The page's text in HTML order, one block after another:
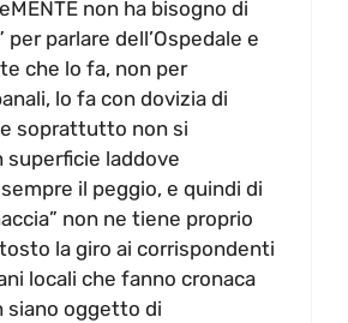
non ha bisogno di
per parlare dell’Ospedale e
che lo fa, non per
lo fa con dovizia di
soprattutto non si
superficie laddove
sempre il peggio, e quindi di
non ne tiene proprio
la giro ai corrispondenti
locali che fanno cronaca
siano oggetto di